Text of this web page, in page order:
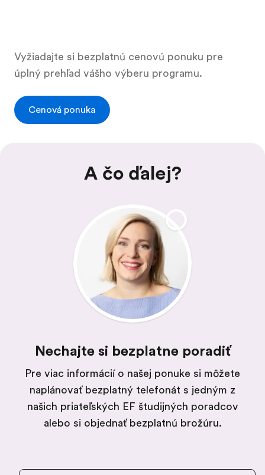
Vyžiadajte si bezplatnú cenovú ponuku pre
úplný prehľad vášho výberu programu.
Cenová ponuka
A čo ďalej?
Nechajte si bezplatne poradiť
Pre viac informácií o našej ponuke si môžete
naplánovať bezplatný telefonát s jedným z
našich priateľských EF študijných poradcov
alebo si objednať bezplatnú brožúru.